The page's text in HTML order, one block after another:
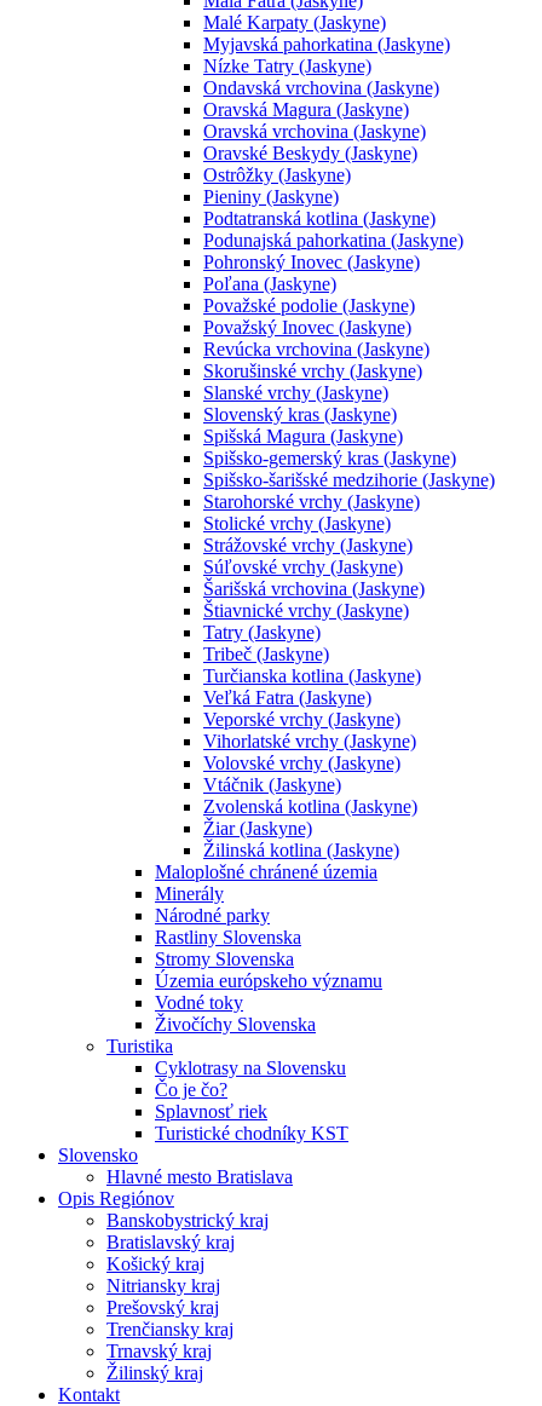
Malé Karpaty (Jaskyne)
Myjavská pahorkatina (Jaskyne)
Nízke Tatry (Jaskyne)
Ondavská vrchovina (Jaskyne)
Oravská Magura (Jaskyne)
Oravská vrchovina (Jaskyne)
Oravské Beskydy (Jaskyne)
Ostrôžky (Jaskyne)
Pieniny (Jaskyne)
Podtatranská kotlina (Jaskyne)
Podunajská pahorkatina (Jaskyne)
Pohronský Inovec (Jaskyne)
Poľana (Jaskyne)
Považské podolie (Jaskyne)
Považský Inovec (Jaskyne)
Revúcka vrchovina (Jaskyne)
Skorušinské vrchy (Jaskyne)
Slanské vrchy (Jaskyne)
Slovenský kras (Jaskyne)
Spišská Magura (Jaskyne)
Spišsko-gemerský kras (Jaskyne)
Spišsko-šarišské medzihorie (Jaskyne)
Starohorské vrchy (Jaskyne)
Stolické vrchy (Jaskyne)
Strážovské vrchy (Jaskyne)
Súľovské vrchy (Jaskyne)
Šarišská vrchovina (Jaskyne)
Štiavnické vrchy (Jaskyne)
Tatry (Jaskyne)
Tribeč (Jaskyne)
Turčianska kotlina (Jaskyne)
Veľká Fatra (Jaskyne)
Veporské vrchy (Jaskyne)
Vihorlatské vrchy (Jaskyne)
Volovské vrchy (Jaskyne)
Vtáčnik (Jaskyne)
Zvolenská kotlina (Jaskyne)
Žiar (Jaskyne)
Žilinská kotlina (Jaskyne)
Maloplošné chránené územia
Minerály
Národné parky
Rastliny Slovenska
Stromy Slovenska
Územia európskeho významu
Vodné toky
Živočíchy Slovenska
Turistika
Cyklotrasy na Slovensku
Čo je čo?
Splavnosť riek
Turistické chodníky KST
Slovensko
Hlavné mesto Bratislava
Opis Regiónov
Banskobystrický kraj
Bratislavský kraj
Košický kraj
Nitriansky kraj
Prešovský kraj
Trenčiansky kraj
Trnavský kraj
Žilinský kraj
Kontakt